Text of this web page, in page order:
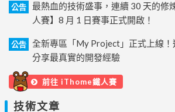
公告
最熱血的技術盛事，連續 30 天的修
人賽】8 月 1 日賽事正式開啟！
公告
全新專區「My Project」正式上線！
分享最真實的開發經驗
前往 iThome鐵人賽
技術文章